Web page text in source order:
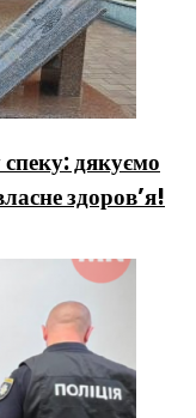
дякуємо
здоров’я!